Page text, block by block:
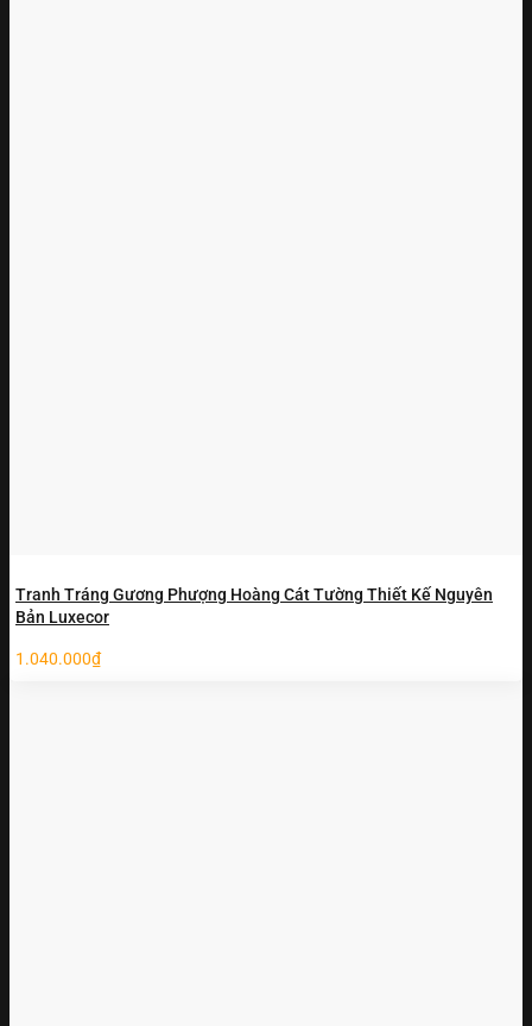
Tranh Tráng Gương Phượng Hoàng Cát Tường Thiết Kế Nguyên
Bản Luxecor
1.040.000₫